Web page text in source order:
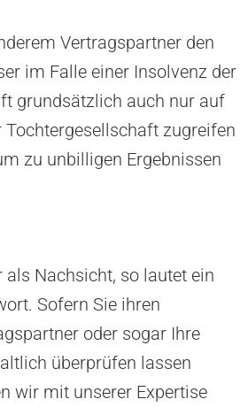
Vertragspartner den
im Falle einer Insolvenz der
grundsätzlich auch nur auf
Tochtergesellschaft zugreifen
zu unbilligen Ergebnissen
Nachsicht, so lautet ein
Sofern Sie ihren
oder sogar Ihre
überprüfen lassen
wir mit unserer Expertise